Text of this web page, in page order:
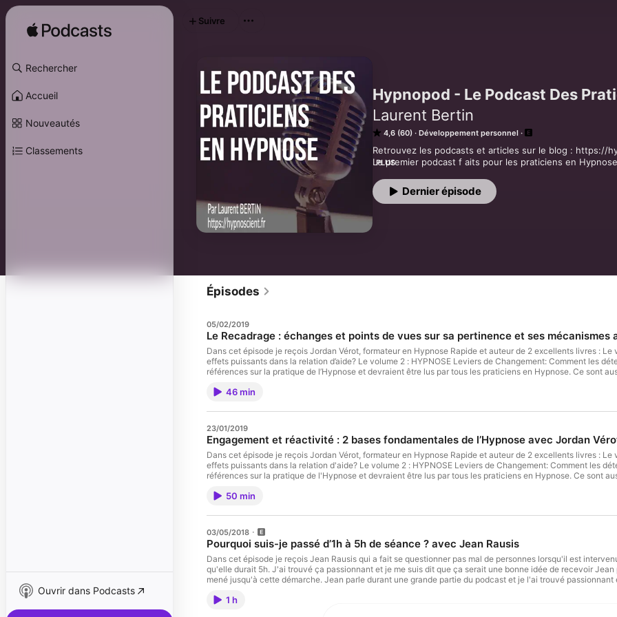
Rechercher
Accueil
Nouveautés
Classements
Ouvrir dans Podcasts
Hypnopod - Le Podcast Des
Laurent Bertin
4,6 (60) Développement personnel
Retrouvez les podcasts et articles sur le blog : https://
Le premier podcast f aits pour les praticiens en
comprendre et utiliser les leviers de changement,
efficace, découvrez de nouvelles techniques et regards
PLUS
Dernier épisode
Suivre
Épisodes
05/02/2019
Le Recadrage : échanges et points de vues sur sa pertinence et ses mécanismes
Dans cet épisode je reçois Jordan Vérot, formateur en Hypnose Rapide et auteur de 2 excellents livres : Le
effets puissants dans la relation d’aide? Le volume 2 : HYPNOSE Leviers de Changement: Comment les détecter et les activer Les 2 livres de Jordan sont pour moi des
références sur la pratique de l’Hypnose et devraient être lus par tous les praticiens en Hypnose. Ce sont
n’ont aucun intérêt Différentes façons d’utiliser le recadrage en pratique L’importance de la posture dans le recadrage Les mécanismes en jeu chez le sujet et le praticien
46 min
23/01/2019
Engagement et réactivité : 2 bases fondamentales de l’Hypnose avec Jordan
Dans cet épisode je reçois Jordan Vérot, formateur en Hypnose Rapide et auteur de 2 excellents livres :
effets puissants dans la relation d'aide? Le volume 2 : HYPNOSE Leviers de Changement: Comment les détecter et les activer Les 2 livres de Jordan sont pour moi des
références sur la pratique de l'Hypnose et devraient être lus par tous les praticiens en Hypnose. Ce sont
niveaux d'engagement et comment les utiliser Comment éviter les "faux amis" de l'engagement et de la réactivité L'impact sur la présence, le rapport et le leading d'une
d'informations.
50 min
03/05/2018
Pourquoi suis-je passé d’1h à 5h de séance ? avec Jean Rausis
Dans cet épisode je reçois Jean Rausis qui a fait se questionner pas mal de personnes lorsqu'il est
qu'elle durait 5h. J'ai trouvé ça passionnant et je me suis dit que ça serait une bonne idée de recevoir
mené jusqu'à cette démarche. Jean parle durant une grande partie du podcast et je l'ai trouvé
éviter que le podcast dure 3h. J'en profite aussi pour annoncer la sortie de ma formation en ligne ATSE -
1 h